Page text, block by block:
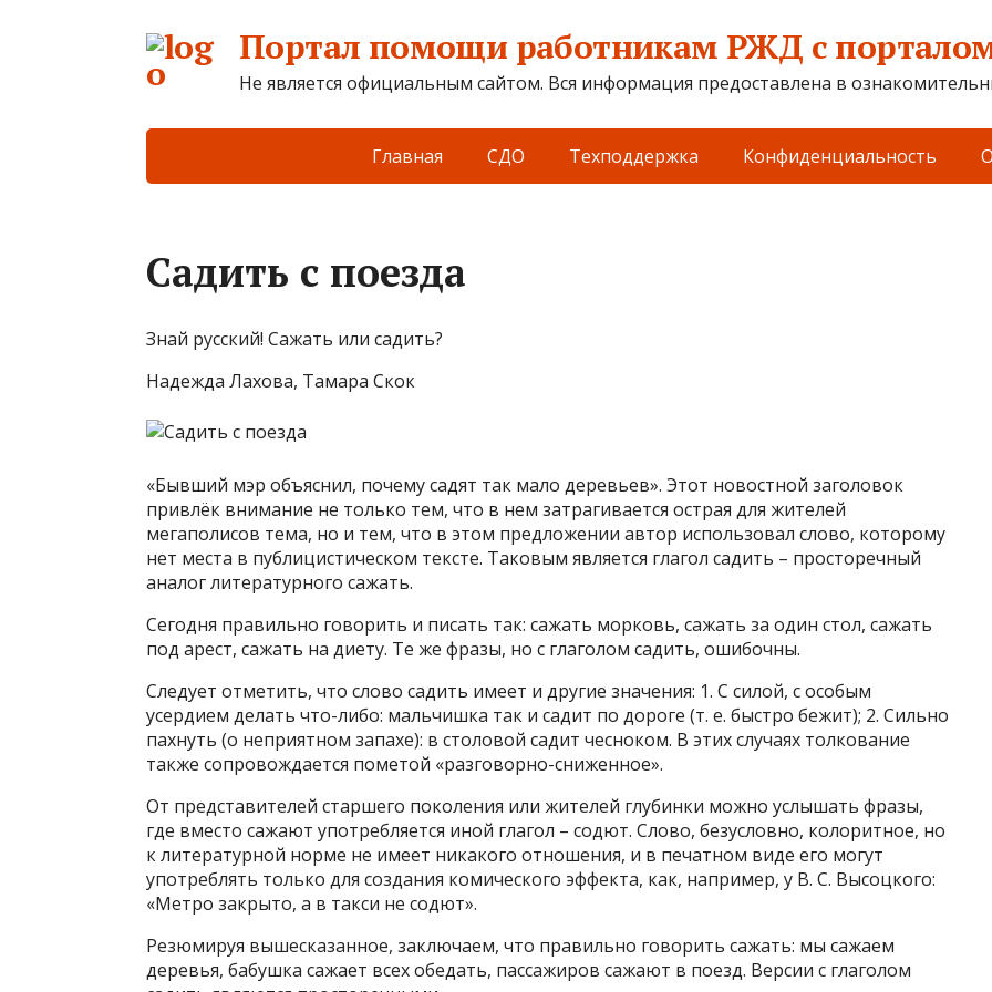
Портал помощи работникам РЖД с
Не является официальным сайтом. Вся информация предоставлена в
Главная СДО Техподдержка Конфиденциальность
Садить с поезда
Знай русский! Сажать или садить?
Надежда Лахова, Тамара Скок
«Бывший мэр объяснил, почему садят так мало деревьев». Этот новостной заголовок
привлёк внимание не только тем, что в нем затрагивается острая для жителей
мегаполисов тема, но и тем, что в этом предложении автор использовал слово, которому
нет места в публицистическом тексте. Таковым является глагол садить – просторечный
аналог литературного сажать.
Сегодня правильно говорить и писать так: сажать морковь, сажать за один стол, сажать
под арест, сажать на диету. Те же фразы, но с глаголом садить, ошибочны.
Следует отметить, что слово садить имеет и другие значения: 1. С силой, с особым
усердием делать что-либо: мальчишка так и садит по дороге (т. е. быстро бежит); 2. Сильно
пахнуть (о неприятном запахе): в столовой садит чесноком. В этих случаях толкование
также сопровождается пометой «разговорно-сниженное».
От представителей старшего поколения или жителей глубинки можно услышать фразы,
где вместо сажают употребляется иной глагол – содют. Слово, безусловно, колоритное, но
к литературной норме не имеет никакого отношения, и в печатном виде его могут
употреблять только для создания комического эффекта, как, например, у В. С. Высоцкого:
«Метро закрыто, а в такси не содют».
Резюмируя вышесказанное, заключаем, что правильно говорить сажать: мы сажаем
деревья, бабушка сажает всех обедать, пассажиров сажают в поезд. Версии с глаголом